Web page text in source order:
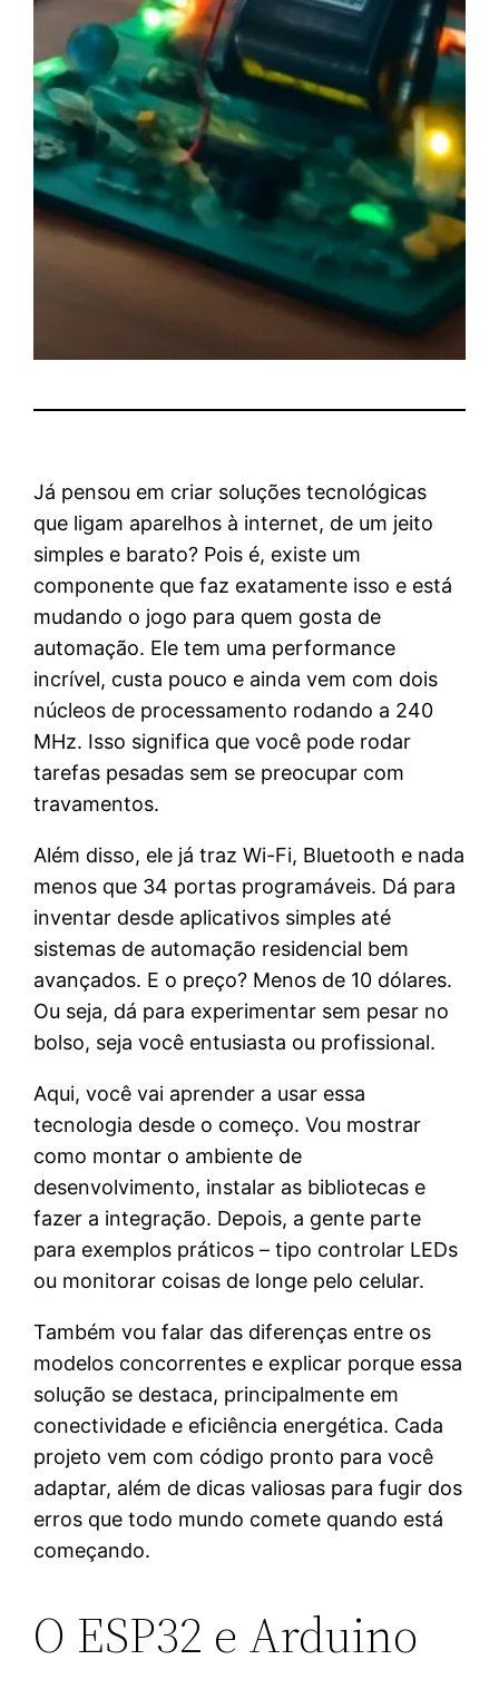
Já pensou em criar soluções tecnológicas
que ligam aparelhos à internet, de um jeito
simples e barato? Pois é, existe um
componente que faz exatamente isso e está
mudando o jogo para quem gosta de
automação. Ele tem uma performance
incrível, custa pouco e ainda vem com dois
núcleos de processamento rodando a 240
MHz. Isso significa que você pode rodar
tarefas pesadas sem se preocupar com
travamentos.
Além disso, ele já traz Wi-Fi, Bluetooth e nada
menos que 34 portas programáveis. Dá para
inventar desde aplicativos simples até
sistemas de automação residencial bem
avançados. E o preço? Menos de 10 dólares.
Ou seja, dá para experimentar sem pesar no
bolso, seja você entusiasta ou profissional.
Aqui, você vai aprender a usar essa
tecnologia desde o começo. Vou mostrar
como montar o ambiente de
desenvolvimento, instalar as bibliotecas e
fazer a integração. Depois, a gente parte
para exemplos práticos – tipo controlar LEDs
ou monitorar coisas de longe pelo celular.
Também vou falar das diferenças entre os
modelos concorrentes e explicar porque essa
solução se destaca, principalmente em
conectividade e eficiência energética. Cada
projeto vem com código pronto para você
adaptar, além de dicas valiosas para fugir dos
erros que todo mundo comete quando está
começando.
O ESP32 e Arduino